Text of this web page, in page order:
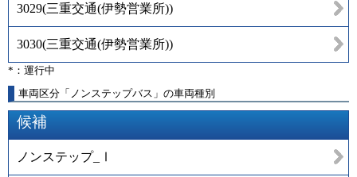
3029(三重交通(伊勢営業所))
3030(三重交通(伊勢営業所))
*：運行中
車両区分「ノンステップバス」の車両種別
候補
ノンステップ_Ⅰ